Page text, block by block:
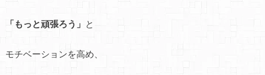
「もっと頑張ろう」 と
モチベーションを高め、